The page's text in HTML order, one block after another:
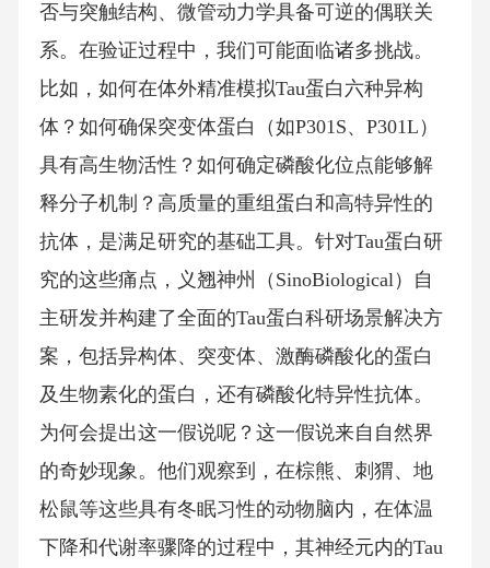
否与突触结构、微管动力学具备可逆的偶联关
系。在验证过程中，我们可能面临诸多挑战。
比如，如何在体外精准模拟Tau蛋白六种异构
体？如何确保突变体蛋白（如P301S、P301L）
具有高生物活性？如何确定磷酸化位点能够解
释分子机制？高质量的重组蛋白和高特异性的
抗体，是满足研究的基础工具。针对Tau蛋白研
究的这些痛点，义翘神州（SinoBiological）自
主研发并构建了全面的Tau蛋白科研场景解决方
案，包括异构体、突变体、激酶磷酸化的蛋白
及生物素化的蛋白，还有磷酸化特异性抗体。
为何会提出这一假说呢？这一假说来自自然界
的奇妙现象。他们观察到，在棕熊、刺猬、地
松鼠等这些具有冬眠习性的动物脑内，在体温
下降和代谢率骤降的过程中，其神经元内的Tau